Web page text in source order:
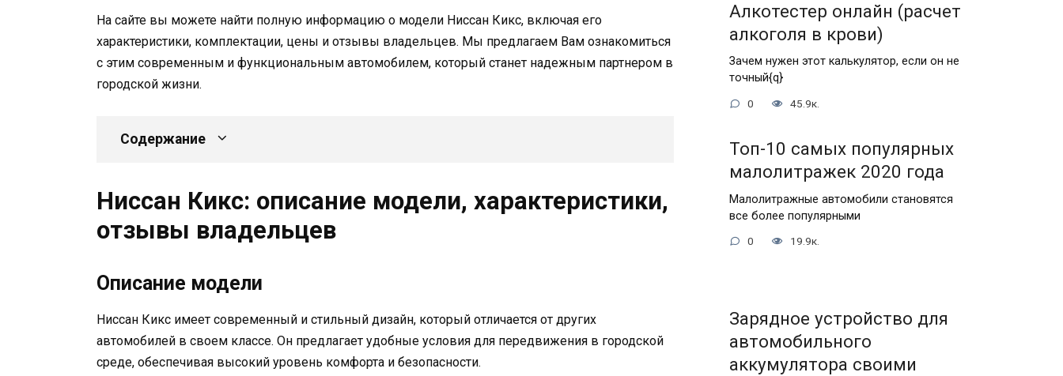
На сайте вы можете найти полную информацию о модели Ниссан Кикс, включая его
характеристики, комплектации, цены и отзывы владельцев. Мы предлагаем Вам ознакомиться
с этим современным и функциональным автомобилем, который станет надежным партнером в
городской жизни.
Содержание
Ниссан Кикс: описание модели, характеристики,
отзывы владельцев
Описание модели
Ниссан Кикс имеет современный и стильный дизайн, который отличается от других
автомобилей в своем классе. Он предлагает удобные условия для передвижения в городской
среде, обеспечивая высокий уровень комфорта и безопасности.
Алкотестер онлайн (расчет
алкоголя в крови)
Зачем нужен этот калькулятор, если он не
точный{q}
0 45.9к.
Топ-10 самых популярных
малолитражек 2020 года
Малолитражные автомобили становятся
все более популярными
0 19.9к.
Зарядное устройство для
автомобильного
аккумулятора своими